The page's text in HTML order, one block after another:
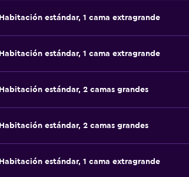
Habitación estándar, 1 cama extragrande
Habitación estándar, 1 cama extragrande
Habitación estándar, 2 camas grandes
Habitación estándar, 2 camas grandes
Habitación estándar, 1 cama extragrande